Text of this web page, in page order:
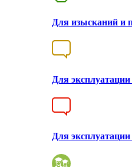
Для изысканий и
Для эксплуатации
Для эксплуатации